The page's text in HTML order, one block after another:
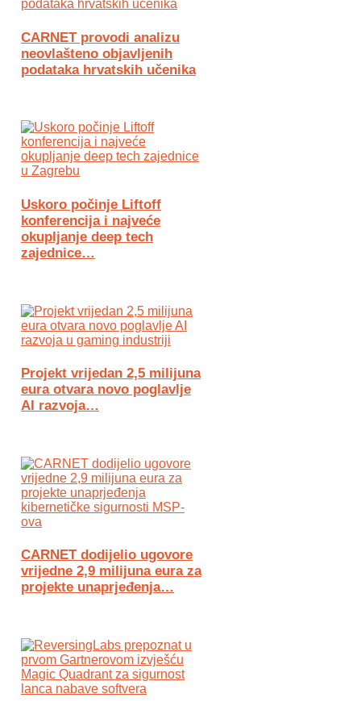
CARNET provodi analizu
neovlašteno objavljenih
podataka hrvatskih učenika
Uskoro počinje Liftoff
konferencija i najveće
okupljanje deep tech
zajednice…
Projekt vrijedan 2,5 milijuna
eura otvara novo poglavlje
AI razvoja…
CARNET dodijelio ugovore
vrijedne 2,9 milijuna eura za
projekte unaprjeđenja…